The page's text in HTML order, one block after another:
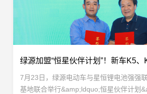
7月23日，绿源电动车与星恒锂电池强强
基地联合举行&amp;ldquo;恒星伙伴计划